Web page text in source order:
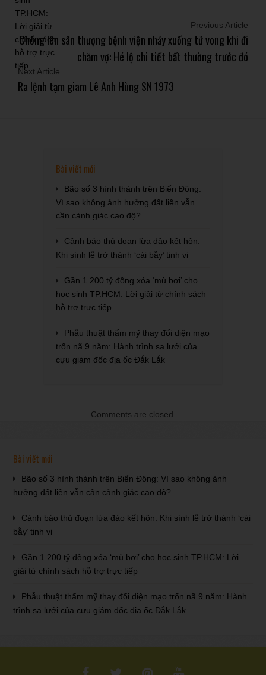
Previous Article
Chồng lên sân thượng bệnh viện nhảy xuống tử vong khi đi
chăm vợ: Hé lộ chi tiết bất thường trước đó
Next Article
Ra lệnh tạm giam Lê Anh Hùng SN 1973
Bài viết mới
Bão số 3 hình thành trên Biển Đông:
Vì sao không ảnh hưởng đất liền vẫn
cần cảnh giác cao độ?
Cảnh báo thủ đoạn lừa đảo kết hôn:
Khi sính lễ trở thành ‘cái bẫy’ tinh vi
Gần 1.200 tỷ đồng xóa ‘mù bơi’ cho
học sinh TP.HCM: Lời giải từ chính sách
hỗ trợ trực tiếp
Phẫu thuật thẩm mỹ thay đổi diện mạo
trốn nã 9 năm: Hành trình sa lưới của
cựu giám đốc địa ốc Đắk Lắk
Comments are closed.
Bài viết mới
Bão số 3 hình thành trên Biển Đông: Vì sao không ảnh
hưởng đất liền vẫn cần cảnh giác cao độ?
Cảnh báo thủ đoạn lừa đảo kết hôn: Khi sính lễ trở thành ‘cái
bẫy’ tinh vi
Gần 1.200 tỷ đồng xóa ‘mù bơi’ cho học sinh TP.HCM: Lời
giải từ chính sách hỗ trợ trực tiếp
Phẫu thuật thẩm mỹ thay đổi diện mạo trốn nã 9 năm: Hành
trình sa lưới của cựu giám đốc địa ốc Đắk Lắk